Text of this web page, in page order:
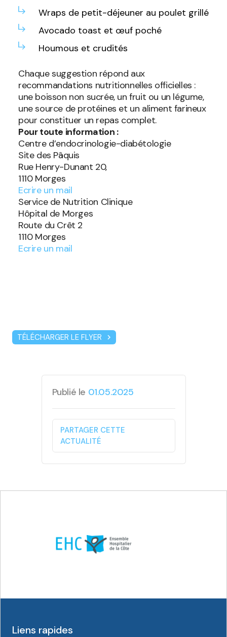
Wraps de petit-déjeuner au poulet grillé
Avocado toast et œuf poché
Houmous et crudités
Chaque suggestion répond aux
recommandations nutritionnelles officielles :
une boisson non sucrée, un fruit ou un légume,
une source de protéines et un aliment farineux
pour constituer un repas complet.
Pour toute information :
Centre d’endocrinologie-diabétologie
Site des Pâquis
Rue Henry-Dunant 20,
1110 Morges
Ecrire un mail
Service de Nutrition Clinique
Hôpital de Morges
Route du Crêt 2
1110 Morges
Ecrire un mail
TÉLÉCHARGER LE FLYER chevron_right
Publié le 01.05.2025
PARTAGER CETTE
ACTUALITÉ
Liens rapides